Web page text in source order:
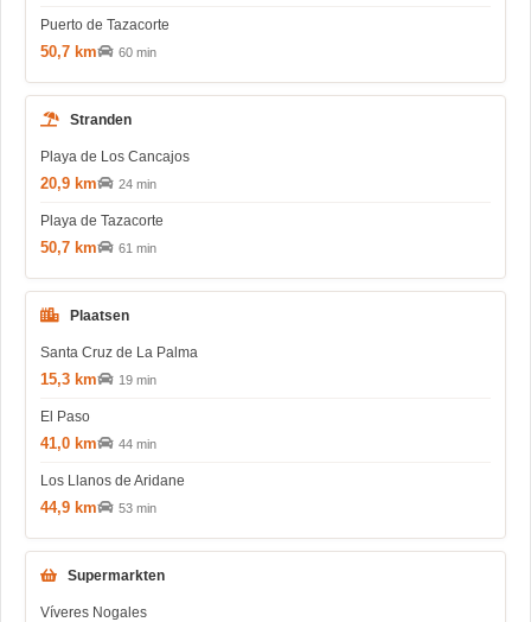
Puerto de Tazacorte
50,7 km 60 min
Stranden
Playa de Los Cancajos
20,9 km 24 min
Playa de Tazacorte
50,7 km 61 min
Plaatsen
Santa Cruz de La Palma
15,3 km 19 min
El Paso
41,0 km 44 min
Los Llanos de Aridane
44,9 km 53 min
Supermarkten
Víveres Nogales